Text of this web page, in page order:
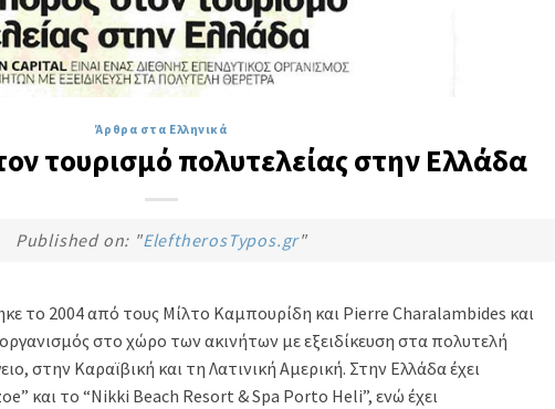
Άρθρα στα Ελληνικά
τουρισμό πολυτελείας στην Ελλάδα
Published on: "EleftherosTypos.gr"
το 2004 από τους Μίλτο Καμπουρίδη και Pierre Charalambides και
οργανισμός στο χώρο των ακινήτων με εξειδίκευση στα πολυτελή
στην Καραϊβική και τη Λατινική Αμερική. Στην Ελλάδα έχει
και το “Nikki Beach Resort & Spa Porto Heli”, ενώ έχει